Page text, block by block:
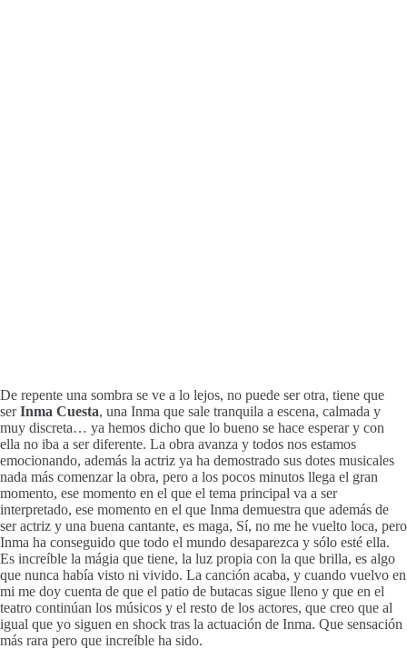
De repente una sombra se ve a lo lejos, no puede ser otra, tiene que
serInma Cuesta, una Inma que sale tranquila a escena, calmada y
muy discreta… ya hemos dicho que lo bueno se hace esperar y con
ella no iba a ser diferente. La obra avanza y todos nos estamos
emocionando, además la actriz ya ha demostrado sus dotes musicales
nada más comenzar la obra, pero a los pocos minutos llega el gran
momento, ese momento en el que el tema principal va a ser
interpretado, ese momento en el que Inma demuestra que además de
ser actriz y una buena cantante, es maga, Sí, no me he vuelto loca, pero
Inma ha conseguido que todo el mundo desaparezca y sólo esté ella.
Es increíble la mágia que tiene, la luz propia con la que brilla, es algo
que nunca había visto ni vivido. La canción acaba, y cuando vuelvo en
mi me doy cuenta de que el patio de butacas sigue lleno y que en el
teatro continúan los músicos y el resto de los actores, que creo que al
igual que yo siguen en shock tras la actuación de Inma. Que sensación
más rara pero que increíble ha sido.